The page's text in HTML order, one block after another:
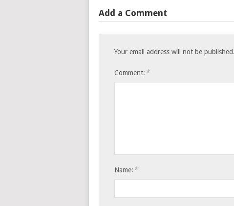
Add a Comment
Your email address will not be published.
Comment: *
Name: *